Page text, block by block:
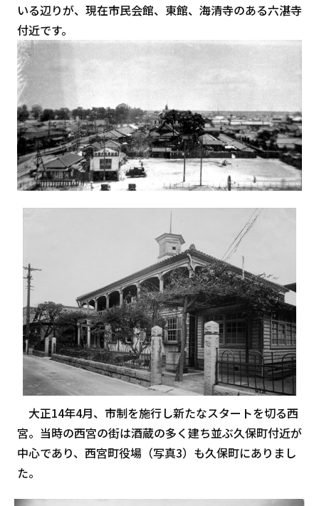
いる辺りが、現在市民会館、東館、海清寺のある六湛寺
付近です。
大正14年4月、市制を施行し新たなスタートを切る西
宮。当時の西宮の街は酒蔵の多く建ち並ぶ久保町付近が
中心であり、西宮町役場（写真3）も久保町にありまし
た。